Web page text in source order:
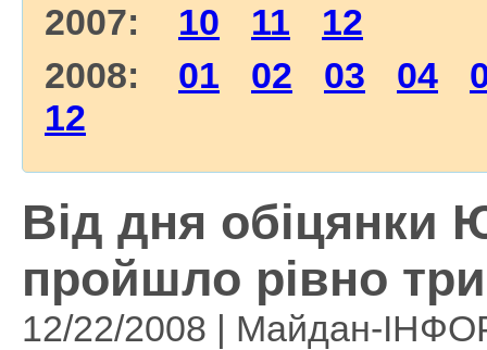
2007: 10 11
12
2008: 01 02 03 04
12
Від дня обіцянки
пройшло рівно
12/22/2008 | Майдан-